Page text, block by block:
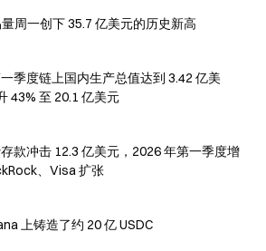
周一创下 35.7 亿美元的历史新高
季度链上国内生产总值达到 3.42 亿美
43% 至 20.1 亿美元
款冲击 12.3 亿美元，2026 年第一季度增
、Visa 扩张
上铸造了约 20 亿 USDC